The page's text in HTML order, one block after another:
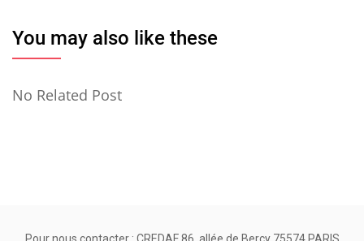
You may also like these
No Related Post